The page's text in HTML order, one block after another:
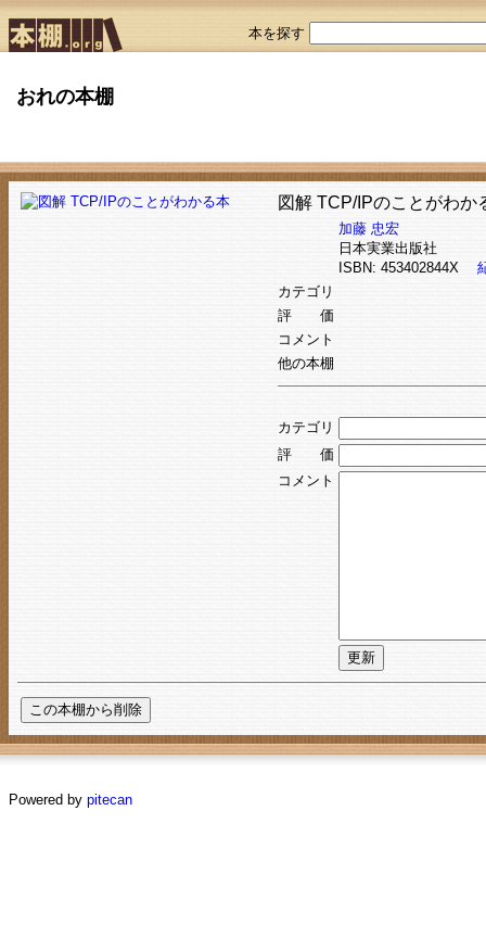
本を探す
おれの本棚
図解 TCP/IPのことがわか
加藤 忠宏
日本実業出版社
ISBN: 453402844X
カテゴリ
評 価
コメント
他の本棚
カテゴリ
評 価
コメント
Powered by pitecan